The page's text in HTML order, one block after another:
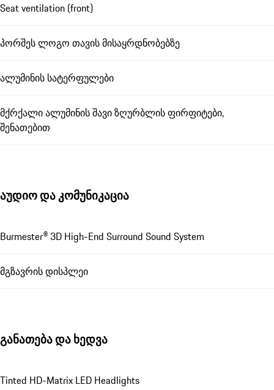
Seat ventilation (front)
პორშეს ლოგო თავის მისაყრდნობებზე
ალუმინის სატერფულები
მქრქალი ალუმინის შავი ზღურბლის ფირფიტები,
შენათებით
აუდიო და კომუნიკაცია
Burmester® 3D High-End Surround Sound System
მგზავრის დისპლეი
განათება და ხედვა
Tinted HD-Matrix LED Headlights